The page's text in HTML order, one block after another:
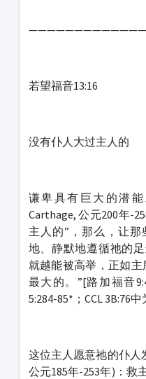
若望福音13:16
没有仆人大过主人的
谦卑具有巨大的潜能
Carthage, 公元200年-
主人的”，那么，让
地、静默地遵循祂的
就越能被高举，正如
最大的。”[路加福音
5:284-85*；CCL 3B:76
这位主人愿意祂的仆人
公元185年-253年)：救